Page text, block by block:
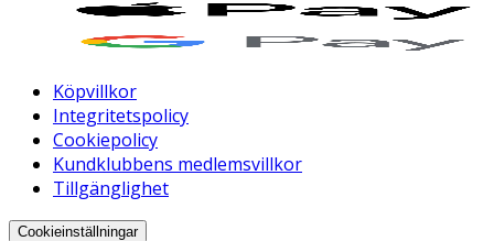
Köpvillkor
Integritetspolicy
Cookiepolicy
Kundklubbens medlemsvillkor
Tillgänglighet
Cookieinställningar